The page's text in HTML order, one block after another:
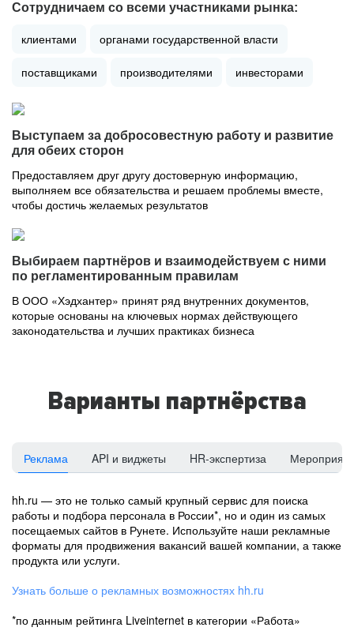
Сотрудничаем со всеми участниками рынка:
клиентами органами государственной власти
поставщиками производителями инвесторами
Выступаем за добросовестную работу и развитие
для обеих сторон
Предоставляем друг другу достоверную информацию,
выполняем все обязательства и решаем проблемы вместе,
чтобы достичь желаемых результатов
Выбираем партнёров и взаимодействуем с ними
по регламентированным правилам
В ООО «Хэдхантер» принят ряд внутренних документов,
которые основаны на ключевых нормах действующего
законодательства и лучших практиках бизнеса
Варианты партнёрства
Реклама API и виджеты HR-экспертиза
hh.ru — это не только самый крупный сервис для поиска
работы и подбора персонала в России*, но и один из самых
посещаемых сайтов в Рунете. Используйте наши рекламные
форматы для продвижения вакансий вашей компании, а также
продукта или услуги.
Узнать больше о рекламных возможностях hh.ru
*по данным рейтинга Liveinternet в категории «Работа»